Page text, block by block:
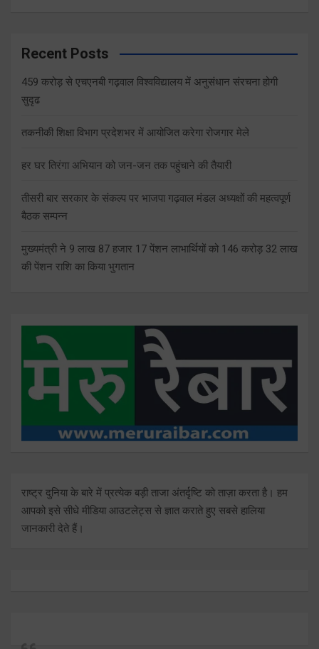
Recent Posts
459 करोड़ से एचएनबी गढ़वाल विश्वविद्यालय में अनुसंधान संरचना होगी
सुदृढ
तकनीकी शिक्षा विभाग प्रदेशभर में आयोजित करेगा रोजगार मेले
हर घर तिरंगा अभियान को जन-जन तक पहुंचाने की तैयारी
तीसरी बार सरकार के संकल्प पर भाजपा गढ़वाल मंडल अध्यक्षों की महत्वपूर्ण
बैठक सम्पन्न
मुख्यमंत्री ने 9 लाख 87 हजार 17 पेंशन लाभार्थियों को 146 करोड़ 32 लाख
की पेंशन राशि का किया भुगतान
राष्ट्र दुनिया के बारे में प्रत्येक बड़ी ताजा अंतर्दृष्टि को ताज़ा करता है। हम
आपको इसे सीधे मीडिया आउटलेट्स से ज्ञात कराते हुए सबसे हालिया
जानकारी देते हैं।